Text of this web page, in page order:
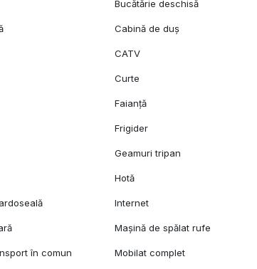
Bucătărie deschisă
Cabină de duș
CATV
Curte
Faianță
Frigider
Geamuri tripan
Hotă
Internet
Mașină de spălat rufe
în comun Mobilat complet